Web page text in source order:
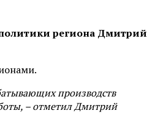
региона Дмитрий
производств
–отметил Дмитрий